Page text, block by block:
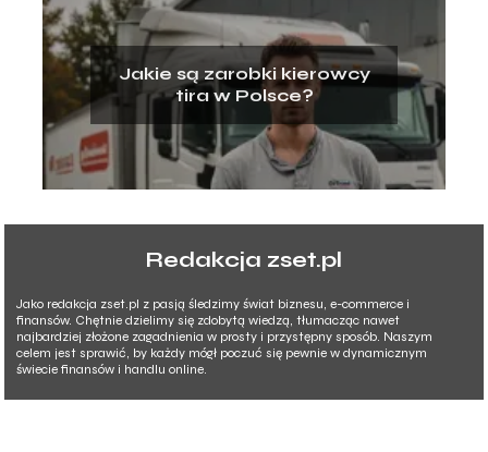
Jakie są zarobki kierowcy
tira w Polsce?
Redakcja zset.pl
Jako redakcja zset.pl z pasją śledzimy świat biznesu, e-commerce i
finansów. Chętnie dzielimy się zdobytą wiedzą, tłumacząc nawet
najbardziej złożone zagadnienia w prosty i przystępny sposób. Naszym
celem jest sprawić, by każdy mógł poczuć się pewnie w dynamicznym
świecie finansów i handlu online.